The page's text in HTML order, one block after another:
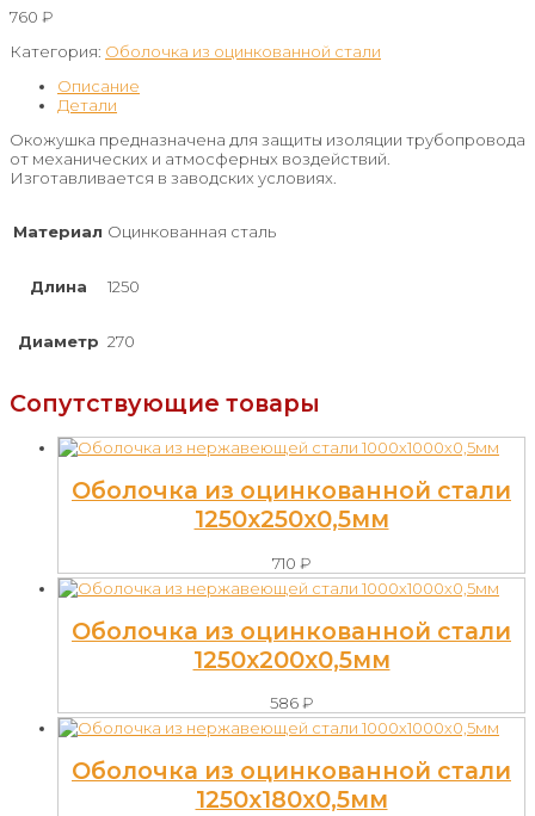
760 ₽
Категория: Оболочка из оцинкованной стали
Описание
Детали
Окожушка предназначена для защиты изоляции трубопровода
от механических и атмосферных воздействий.
Изготавливается в заводских условиях.
Материал Оцинкованная сталь
Длина 1250
Диаметр 270
Сопутствующие товары
Оболочка из оцинкованной стали
1250х250х0,5мм
710 ₽
Оболочка из оцинкованной стали
1250х200х0,5мм
586₽
Оболочка из оцинкованной стали
1250х180х0,5мм